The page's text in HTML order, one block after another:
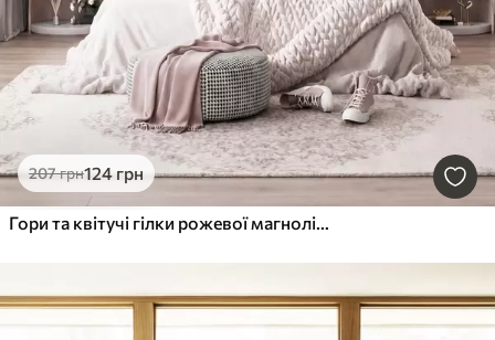
207грн124 грн
Гори та квітучі гілки рожевої магнолії, рельєфний пейзаж